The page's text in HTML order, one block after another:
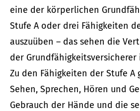
eine der körperlichen
Stufe A oder drei Fähigkeiten
auszuüben – das sehen die
der Grundfähigkeitsversicherer
Zu den Fähigkeiten der Stufe A
Sehen, Sprechen, Hören und
Gebrauch der Hände und die